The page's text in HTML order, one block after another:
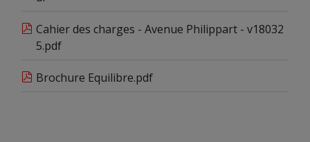
Cahier des charges - Avenue Philippart - v18032
5.pdf
Brochure Equilibre.pdf